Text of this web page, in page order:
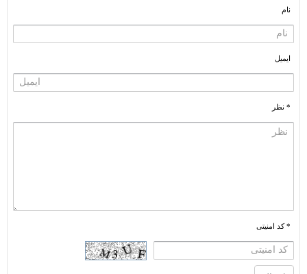
نام
ایمیل
* نظر
* کد امنیتی